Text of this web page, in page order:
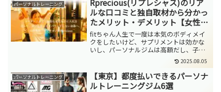
す。パーソナルト...
パーソナルトレーニング
Rprecious(リプレシャス)のリア
ルな口コミと独自取材から分かっ
たメリット・デメリット【女性専
用ジム】
fitちゃん人生で一度は本気のボディメイ
クをしたいけど、サプリメントは効かな
いし、パーソナルジムは高額だし、子供
もいるし…そんなふうに思っていません
か？この投稿では、そのような悩みを解
決する、埼玉県内に店舗を展開している
女性専用パーソナルト...
2025.08.05
パーソナルトレーニング
【東京】都度払いできるパーソナ
ルトレーニングジム6選